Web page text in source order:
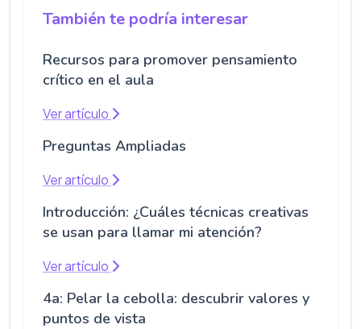
También te podría interesar
Recursos para promover pensamiento
crítico en el aula
Ver artículo
Preguntas Ampliadas
Ver artículo
Introducción: ¿Cuáles técnicas creativas
se usan para llamar mi atención?
Ver artículo
4a: Pelar la cebolla: descubrir valores y
puntos de vista